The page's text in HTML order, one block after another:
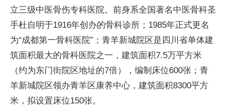
立三级中医骨伤专科医院。前身系全国著名中医骨科圣
手杜自明于1916年创办的骨科诊所；1985年正式更名
为“成都第一骨科医院”；青羊新城院区是四川省单体建
筑面积最大的骨科医院之一，建筑面积7.5万平方米
（约为东门街院区地址的7倍），编制床位600张；青
羊新城院区领办青羊区康养中心，建筑面积8300平方
米，拟设置床位150张。